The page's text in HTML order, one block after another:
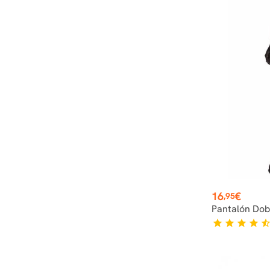
Precio
16,95€
Pantalón
star star star star star_half